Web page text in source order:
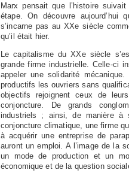
Marx pensait que l’histoire
étape. On découvre aujourd’hui
s’incarne pas au XXe siècle
qu’il était hier.
Le capitalisme du XXe siècle
grande firme industrielle. Celle-ci
appeler une solidarité
productifs les ouvriers sans
objectifs rejoignent ceux de
conjoncture. De grands
industriels ; ainsi, de manière à
conjoncture climatique, une firme
à acquérir une entreprise de
auront un emploi. A l’image de la
un mode de production et un
économique et de la question